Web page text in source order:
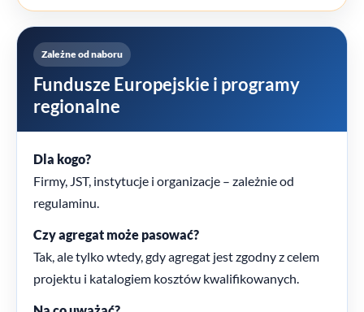
Zależne od naboru
Fundusze Europejskie i programy
regionalne
Dla kogo?
Firmy, JST, instytucje i organizacje – zależnie od
regulaminu.
Czy agregat może pasować?
Tak, ale tylko wtedy, gdy agregat jest zgodny z celem
projektu i katalogiem kosztów kwalifikowanych.